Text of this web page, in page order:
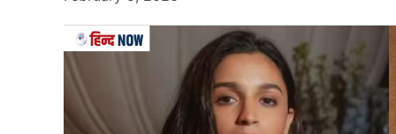
‘कुर्बान’ की नाकामी
2009 में आई कुर्बान से दर्शकों को बड़ी उम्मीदें थीं. यह